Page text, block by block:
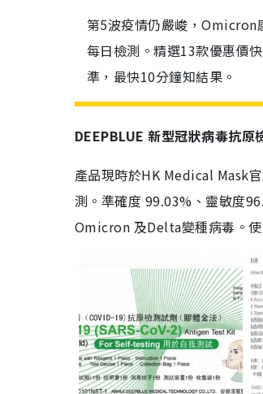
第5波疫情仍嚴峻，Omicron
每日檢測。精選13款優惠價
準，最快10分鐘知結果。
DEEPBLUE 新型冠狀病毒抗原
產品現時於HK Medical Mask
測。準確度 99.03%、靈敏度
Omicron 及Delta變種病毒。